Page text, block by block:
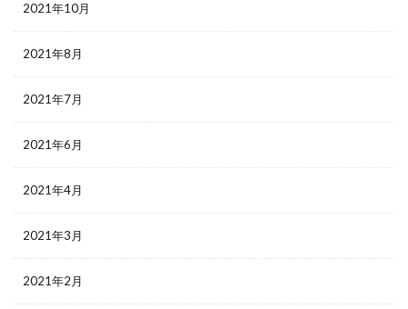
2021年10月
2021年8月
2021年7月
2021年6月
2021年4月
2021年3月
2021年2月